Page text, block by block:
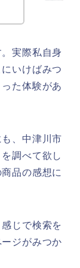
実際私自身
いけばみつ
た体験があ
、中津川市
調べて欲し
品の感想に
じで検索を
ジがみつか